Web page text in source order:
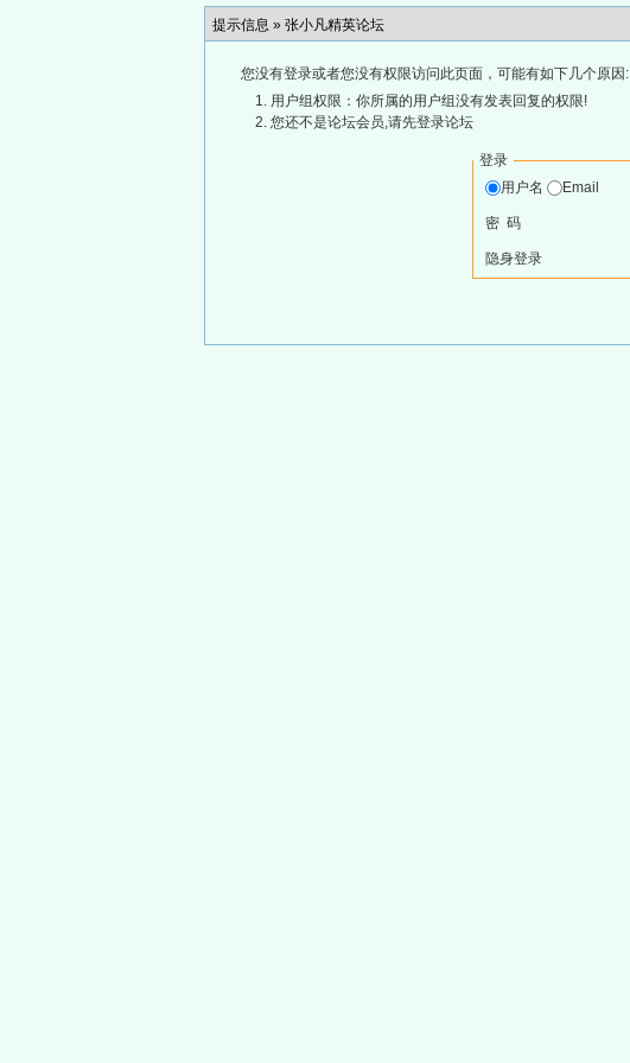
提示信息 » 张小凡精英论坛
您没有登录或者您没有权限访问此页面，可能有如下几个原因:
用户组权限：你所属的用户组没有发表回复的权限!
您还不是论坛会员,请先登录论坛
登录
用户名
Email
密 码
隐身登录